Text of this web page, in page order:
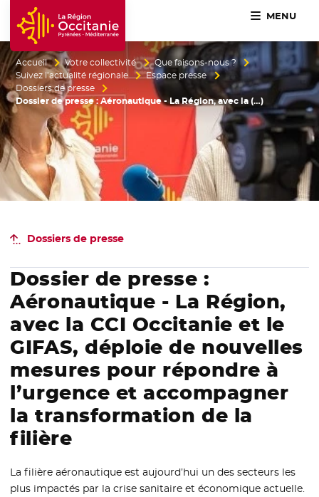
Accueil Région Occitanie / Pyrénées-Méditerranée
MENU
Accueil Votre collectivité
Que faisons-nous ?
Suivez l’actualité régionale
Espace presse
Dossiers de presse
Dossier de presse : Aéronautique - La Région, avec la (…)
Dossiers de presse
Dossier de presse :
Aéronautique - La Région,
avec la CCI Occitanie et le
GIFAS, déploie de nouvelles
mesures pour répondre à
l’urgence et accompagner
la transformation de la
filière
La filière aéronautique est aujourd’hui un des secteurs les
plus impactés par la crise sanitaire et économique actuelle.